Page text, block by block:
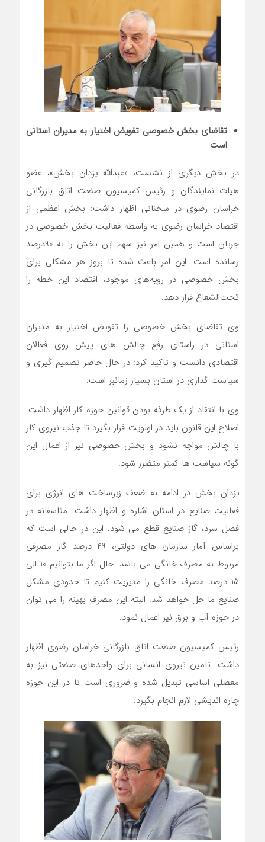
تقاضای بخش خصوصی تفویض اختیار به مدیران استانی
است
در بخش دیگری از نشست، «عبدالله یزدان بخش»، عضو
هیات نمایندگان و رئیس کمیسیون صنعت اتاق بازرگانی
خراسان رضوی در سخنانی اظهار داشت: بخش اعظمی از
اقتصاد خراسان رضوی به واسطه فعالیت بخش خصوصی در
جریان است و همین امر نیز سهم این بخش را به 90درصد
رسانده است. این امر باعث شده تا بروز هر مشکلی برای
بخش خصوصی در رویه‌های موجود، اقتصاد این خطه را
تحت‌الشعاع قرار دهد.
وی تقاضای بخش خصوصی را تفویض اختیار به مدیران
استانی در راستای رفع چالش های پیش روی فعالان
اقتصادی دانست و تاکید کرد: در حال حاضر تصمیم گیری و
سیاست گذاری در استان بسیار زمانبر است.
وی با انتقاد از یک طرفه بودن قوانین حوزه کار اظهار داشت:
اصلاح این قانون باید در اولویت قرار بگیرد تا جذب نیروی کار
با چالش مواجه نشود و بخش خصوصی نیز از اعمال این
گونه سیاست ها کمتر متضرر شود.
یزدان بخش در ادامه به ضعف زیرساخت های انرژی برای
فعالیت صنایع در استان اشاره و اظهار داشت: متاسفانه در
فصل سرد، گاز صنایع قطع می شود. این در حالی است که
براساس آمار سازمان های دولتی، 49 درصد گاز مصرفی
مربوط به مصرف خانگی می باشد. حال اگر ما بتوانیم 10 الی
15 درصد مصرف خانگی را مدیریت کنیم تا حدودی مشکل
صنایع ما حل خواهد شد. البته این مصرف بهینه را می توان
در حوزه آب و برق نیز اعمال نمود.
رئیس کمیسیون صنعت اتاق بازرگانی خراسان رضوی اظهار
داشت: تامین نیروی انسانی برای واحدهای صنعتی نیز به
معضلی اساسی تبدیل شده و ضروری است تا در این حوزه
چاره اندیشی لازم انجام بگیرد.